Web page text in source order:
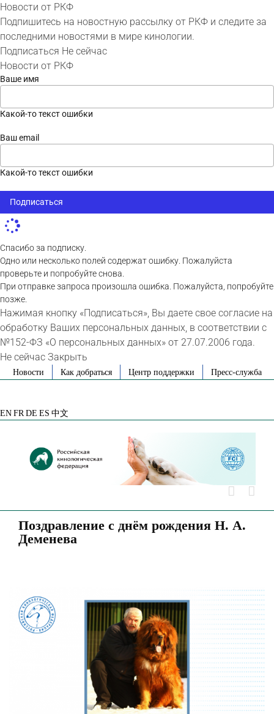
Новости от РКФ
Подпишитесь на новостную рассылку от РКФ и следите за
последними новостями в мире кинологии.
Подписаться Не сейчас
Новости от РКФ
Ваше имя
Какой-то текст ошибки
Ваш email
Какой-то текст ошибки
Подписаться
Спасибо за подписку.
Одно или несколько полей содержат ошибку. Пожалуйста
проверьте и попробуйте снова.
При отправке запроса произошла ошибка. Пожалуйста, попробуйте
позже.
Нажимая кнопку «Подписаться», Вы даете свое согласие на
обработку Ваших персональных данных, в соответствии с
№152-ФЗ «О персональных данных» от 27.07.2006 года.
Не сейчас Закрыть
SkipНовости Как добраться Центр поддержки Пресс-служба
EN FR DE ES 中文
Поздравление с днём рождения Н. А.
Деменева
Larger
Image